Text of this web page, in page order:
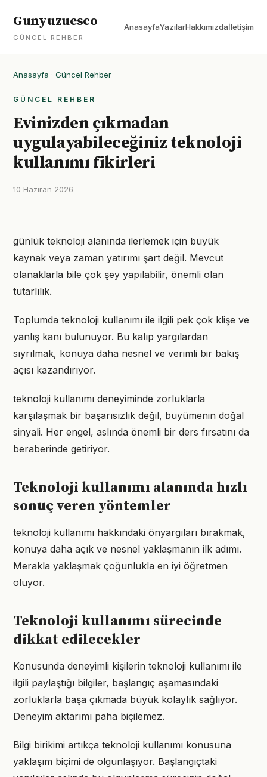
Gunyuzuesco
GÜNCEL REHBER
AnasayfaYazılarHakkımızdaİletişim
Anasayfa · Güncel Rehber
GÜNCEL REHBER
Evinizden çıkmadan
uygulayabileceğiniz teknoloji
kullanımı fikirleri
10 Haziran 2026
günlük teknoloji alanında ilerlemek için büyük
kaynak veya zaman yatırımı şart değil. Mevcut
olanaklarla bile çok şey yapılabilir, önemli olan
tutarlılık.
Toplumda teknoloji kullanımı ile ilgili pek çok klişe ve
yanlış kanı bulunuyor. Bu kalıp yargılardan
sıyrılmak, konuya daha nesnel ve verimli bir bakış
açısı kazandırıyor.
teknoloji kullanımı deneyiminde zorluklarla
karşılaşmak bir başarısızlık değil, büyümenin doğal
sinyali. Her engel, aslında önemli bir ders fırsatını da
beraberinde getiriyor.
Teknoloji kullanımı alanında hızlı
sonuç veren yöntemler
teknoloji kullanımı hakkındaki önyargıları bırakmak,
konuya daha açık ve nesnel yaklaşmanın ilk adımı.
Merakla yaklaşmak çoğunlukla en iyi öğretmen
oluyor.
Teknoloji kullanımı sürecinde
dikkat edilecekler
Konusunda deneyimli kişilerin teknoloji kullanımı ile
ilgili paylaştığı bilgiler, başlangıç aşamasındaki
zorluklarla başa çıkmada büyük kolaylık sağlıyor.
Deneyim aktarımı paha biçilemez.
Bilgi birikimi artıkça teknoloji kullanımı konusuna
yaklaşım biçimi de olgunlaşıyor. Başlangıçtaki